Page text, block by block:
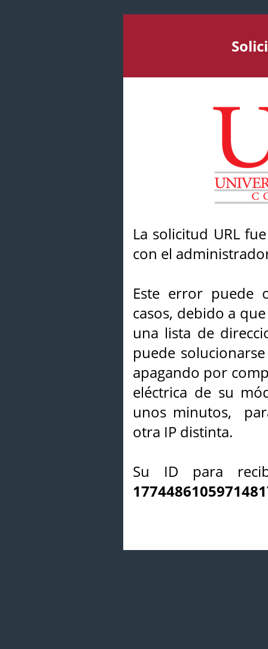
La solicitud URL
con el
Este error puede
casos, debido a
una lista de
puede
apagando por
eléctrica de su
unos minutos,
otra IP distinta.
Su ID para